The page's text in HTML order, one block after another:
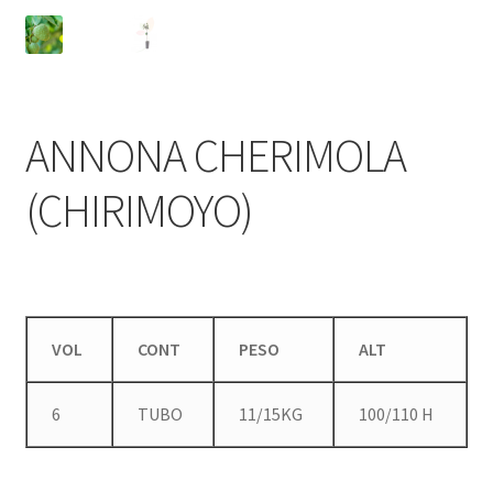
ANNONA CHERIMOLA
(CHIRIMOYO)
VOL CONT PESO ALT
6 TUBO 11/15KG 100/110 H